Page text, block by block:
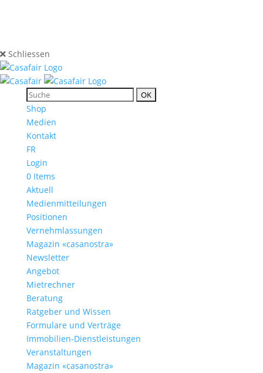
Schliessen
Shop
Medien
Kontakt
FR
Login
0 Items
Aktuell
Medienmitteilungen
Positionen
Vernehmlassungen
Magazin «casanostra»
Newsletter
Angebot
Mietrechner
Beratung
Ratgeber und Wissen
Formulare und Verträge
Immobilien-Dienstleistungen
Veranstaltungen
Magazin «casanostra»